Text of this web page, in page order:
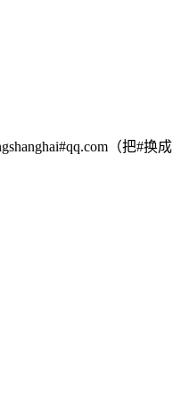
（把#换成